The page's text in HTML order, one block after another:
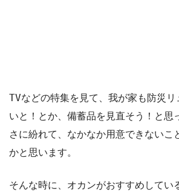
TVなどの特集を見て、我が家も防災
いと！とか、備蓄品を見直そう！と思
さに紛れて、なかなか用意できないこ
かと思います。
そんな時に、オカンがおすすめしてい